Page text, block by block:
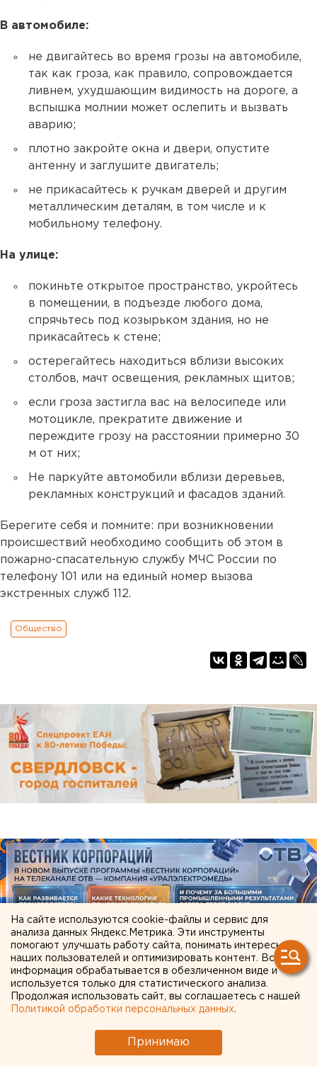
В автомобиле:
не двигайтесь во время грозы на автомобиле,
так как гроза, как правило, сопровождается
ливнем, ухудшающим видимость на дороге, а
вспышка молнии может ослепить и вызвать
аварию;
плотно закройте окна и двери, опустите
антенну и заглушите двигатель;
не прикасайтесь к ручкам дверей и другим
металлическим деталям, в том числе и к
мобильному телефону.
На улице:
покиньте открытое пространство, укройтесь
в помещении, в подъезде любого дома,
спрячьтесь под козырьком здания, но не
прикасайтесь к стене;
остерегайтесь находиться вблизи высоких
столбов, мачт освещения, рекламных щитов;
если гроза застигла вас на велосипеде или
мотоцикле, прекратите движение и
переждите грозу на расстоянии примерно 30
м от них;
Не паркуйте автомобили вблизи деревьев,
рекламных конструкций и фасадов зданий.
Берегите себя и помните: при возникновении
происшествий необходимо сообщить об этом в
пожарно-спасательную службу МЧС России по
телефону 101 или на единый номер вызова
экстренных служб 112.
Общество
ЧИТАЙТЕ ТАКЖЕ:
Свердловская криминальная легенда 90-х
Федулев освободился и вернулся в
На сайте используются cookie-файлы и сервис для
анализа данных Яндекс.Метрика. Эти инструменты
помогают улучшать работу сайта, понимать интересы
наших пользователей и оптимизировать контент. Вся
информация обрабатывается в обезличенном виде и
используется только для статистического анализа.
Продолжая использовать сайт, вы соглашаетесь с нашей
Политикой обработки персональных данных
Принимаю